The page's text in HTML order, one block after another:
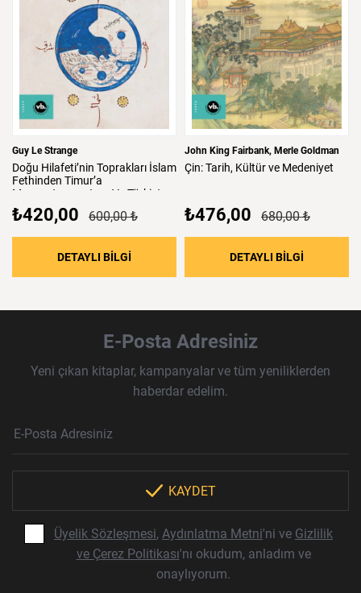
Guy Le Strange
Doğu Hilafeti’nin Toprakları İslam
Fethinden Timur’a
Mezopotamya,
Iran Ve Türkistan
₺420,00 600,00 ₺
DETAYLI BİLGİ : Doğu Hilafeti’nin Toprakları İslam
John King Fairbank Merle Goldman
Çin:Tarih, Kültürve Medeniyet
₺476,00 680,00 ₺
DETAYLI BİLGİ
E-Posta Adresiniz
Yeni çıkan kitaplar, kampanyalar ve tüm yeniliklerden
haberdar edelim.
Haber Bülteni Aboneliği
KAYDET
Üyelik Sözleşmesi, Aydınlatma Metni'ni ve Gizlilik
ve Çerez Politikası'nı okudum, anladım ve
onaylıyorum.